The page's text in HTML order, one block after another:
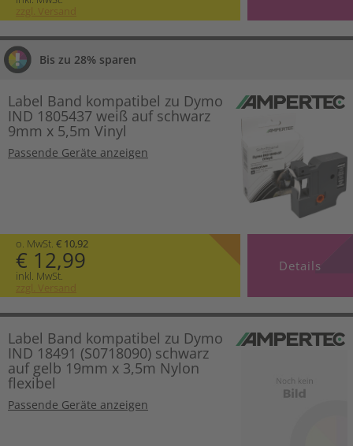
zzgl. Versand
Bis zu 28% sparen
Label Band kompatibel zu Dymo
IND 1805437 weiß auf schwarz
9mm x 5,5m Vinyl
Passende Geräte anzeigen
o. MwSt. € 10,92
€ 12,99
inkl. MwSt.
zzgl. Versand
Details
Label Band kompatibel zu Dymo
IND 18491 (S0718090) schwarz
auf gelb 19mm x 3,5m Nylon
flexibel
Passende Geräte anzeigen